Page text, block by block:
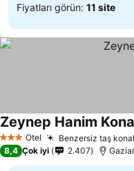
Fiyatları görün: 11 site
3 YıldızOtel Benzersiz taş
Zeynep Hanim
8,4 Çok iyi 2.407